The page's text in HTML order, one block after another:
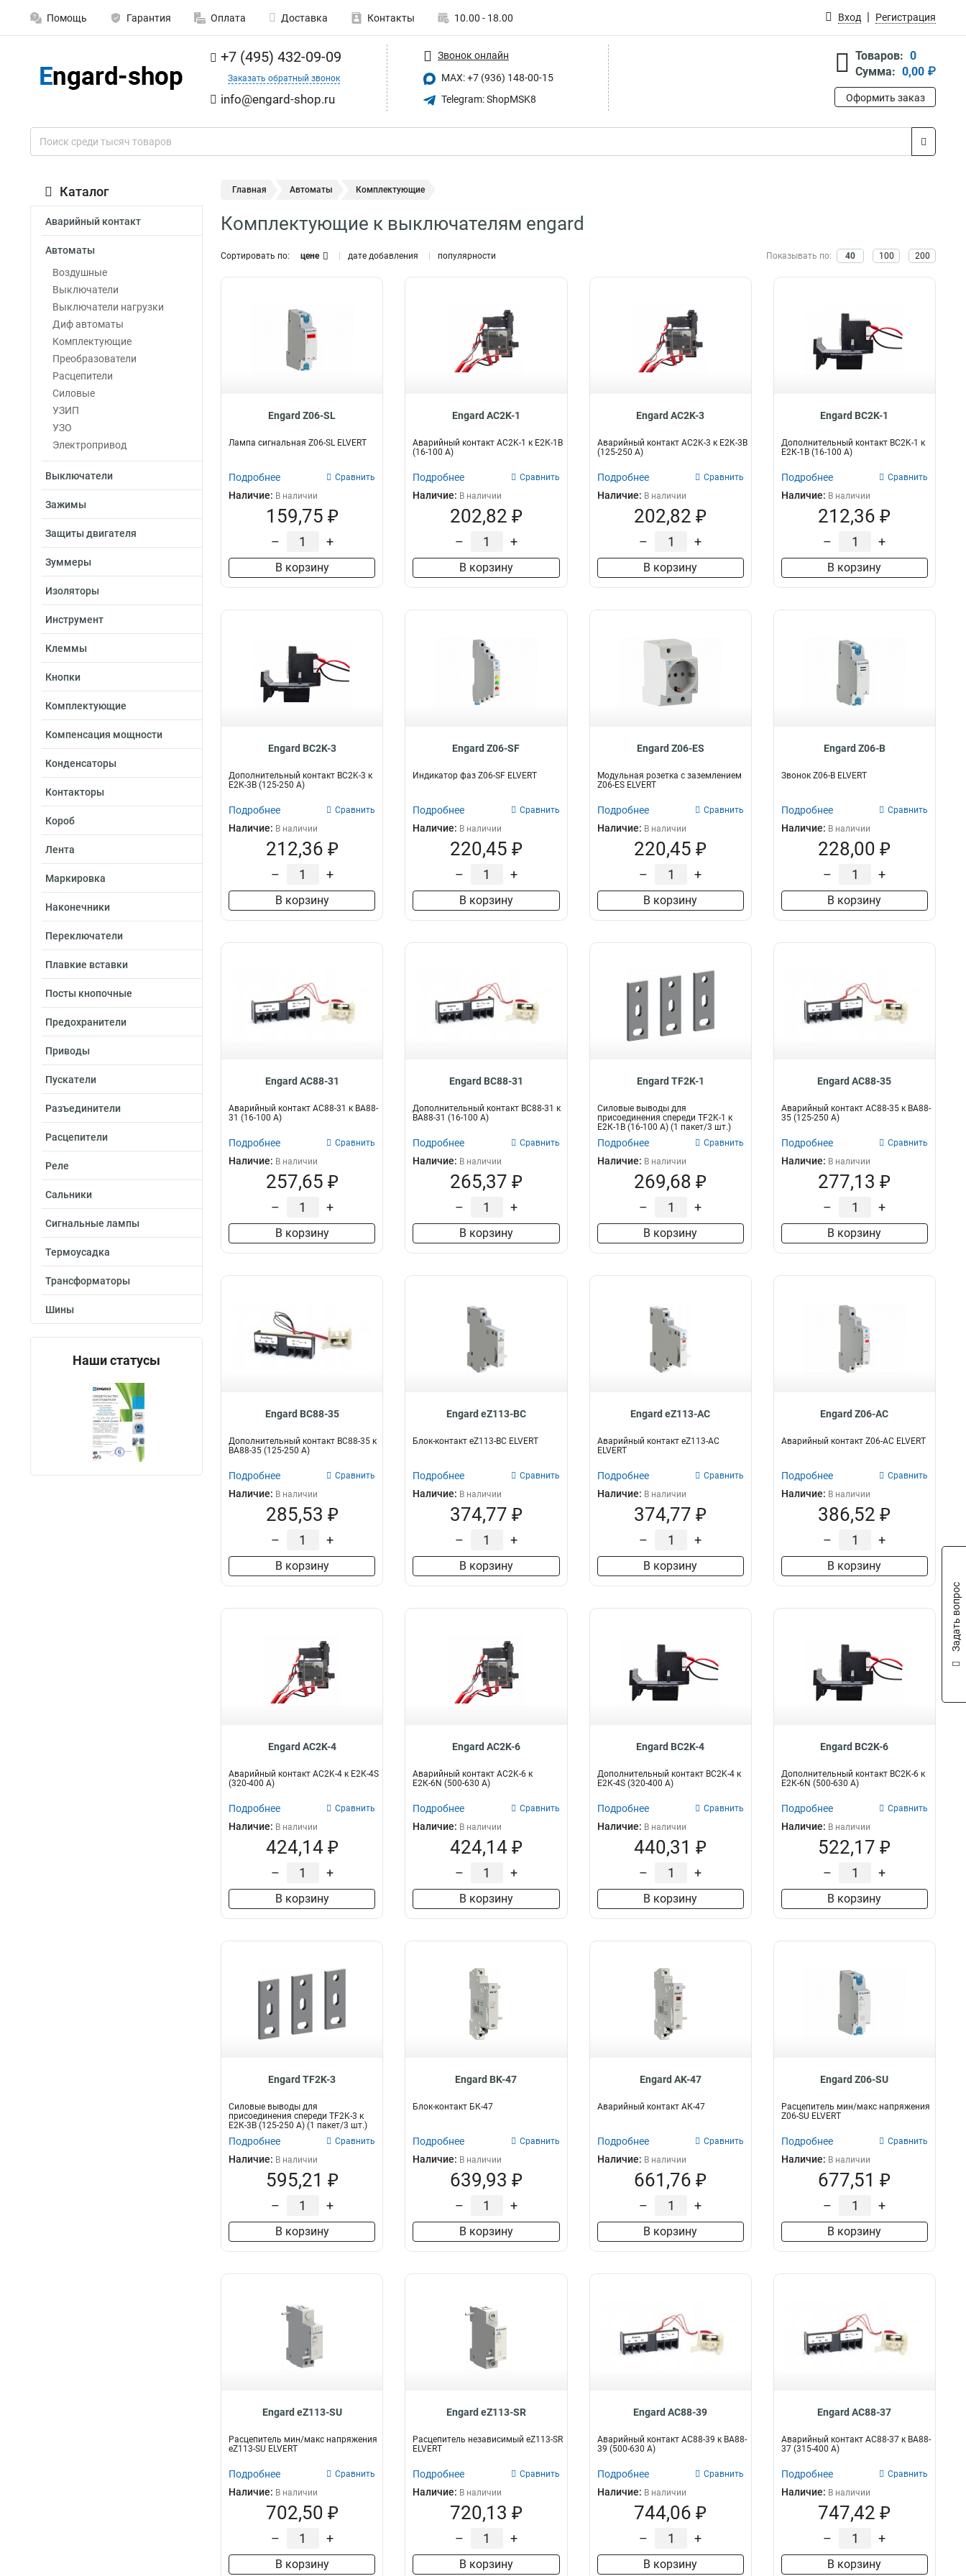
Помощь Гарантия Оплата Доставка Контакты 10.00 - 18.00 Вход Регистрация
+7 (495) 432-09-09
Заказать обратный звонок
info@engard-shop.ru
Звонок онлайн
MAX: +7 (936) 148-00-15
Telegram: ShopMSK8
Товаров: 0
Сумма: 0,00 ₽
Оформить заказ
Каталог
Аварийный контакт
Автоматы
Воздушные
Выключатели
Выключатели нагрузки
Диф автоматы
Комплектующие
Преобразователи
Расцепители
Силовые
УЗИП
УЗО
Электропривод
Выключатели
Зажимы
Защиты двигателя
Зуммеры
Изоляторы
Инструмент
Клеммы
Кнопки
Комплектующие
Компенсация мощности
Конденсаторы
Контакторы
Короб
Лента
Маркировка
Наконечники
Переключатели
Плавкие вставки
Посты кнопочные
Предохранители
Приводы
Пускатели
Разъединители
Расцепители
Реле
Сальники
Сигнальные лампы
Термоусадка
Трансформаторы
Шины
Наши статусы
Главная Автоматы Комплектующие
Комплектующие к выключателям engard
Сортировать по: цене дате добавления популярности Показывать по: 40 100 200
Engard Z06-SL
Лампа сигнальная Z06-SL ELVERT
Подробнее Сравнить
Наличие: В наличии
159,75 ₽
– +
В корзину
Engard AC2K-1
Аварийный контакт AC2K-1 к Е2К-1В
(16-100 А)
Подробнее Сравнить
Наличие: В наличии
202,82 ₽
– +
В корзину
Engard AC2K-3
Аварийный контакт AC2K-3 к Е2К-3В
(125-250 А)
Подробнее Сравнить
Наличие: В наличии
202,82 ₽
– +
В корзину
Engard ВC2K-1
Дополнительный контакт BC2K-1 к
Е2К-1В (16-100 А)
Подробнее Сравнить
Наличие: В наличии
212,36 ₽
– +
В корзину
Engard ВC2K-3
Дополнительный контакт BC2K-3 к
Е2К-3В (125-250 А)
Подробнее Сравнить
Наличие: В наличии
212,36 ₽
– +
В корзину
Engard Z06-SF
Индикатор фаз Z06-SF ELVERT
Подробнее Сравнить
Наличие: В наличии
220,45 ₽
– +
В корзину
Engard Z06-ES
Модульная розетка с заземлением
Z06-ES ELVERT
Подробнее Сравнить
Наличие: В наличии
220,45 ₽
– +
В корзину
Engard Z06-B
Звонок Z06-B ELVERT
Подробнее Сравнить
Наличие: В наличии
228,00 ₽
– +
В корзину
Engard AC88-31
Аварийный контакт AC88-31 к ВА88-
31 (16-100 А)
Подробнее Сравнить
Наличие: В наличии
257,65 ₽
– +
В корзину
Engard BC88-31
Дополнительный контакт BC88-31 к
ВА88-31 (16-100 А)
Подробнее Сравнить
Наличие: В наличии
265,37 ₽
– +
В корзину
Engard TF2K-1
Силовые выводы для
присоединения спереди TF2K-1 к
Е2К-1В (16-100 А) (1 пакет/3 шт.)
Подробнее Сравнить
Наличие: В наличии
269,68 ₽
– +
В корзину
Engard AC88-35
Аварийный контакт AC88-35 к ВА88-
35 (125-250 А)
Подробнее Сравнить
Наличие: В наличии
277,13 ₽
– +
В корзину
Engard BC88-35
Дополнительный контакт BC88-35 к
ВА88-35 (125-250 А)
Подробнее Сравнить
Наличие: В наличии
285,53 ₽
– +
В корзину
Engard eZ113-BC
Блок-контакт eZ113-BC ELVERT
Подробнее Сравнить
Наличие: В наличии
374,77 ₽
– +
В корзину
Engard eZ113-AC
Аварийный контакт eZ113-AC
ELVERT
Подробнее Сравнить
Наличие: В наличии
374,77 ₽
– +
В корзину
Engard Z06-AC
Аварийный контакт Z06-AC ELVERT
Подробнее Сравнить
Наличие: В наличии
386,52 ₽
– +
В корзину
Engard AC2K-4
Аварийный контакт AC2K-4 к Е2К-4S
(320-400 А)
Подробнее Сравнить
Наличие: В наличии
424,14 ₽
– +
В корзину
Engard AC2K-6
Аварийный контакт AC2K-6 к
Е2К-6N (500-630 А)
Подробнее Сравнить
Наличие: В наличии
424,14 ₽
– +
В корзину
Engard ВC2K-4
Дополнительный контакт BC2K-4 к
Е2К-4S (320-400 А)
Подробнее Сравнить
Наличие: В наличии
440,31 ₽
– +
В корзину
Engard ВC2K-6
Дополнительный контакт BC2K-6 к
Е2К-6N (500-630 А)
Подробнее Сравнить
Наличие: В наличии
522,17 ₽
– +
В корзину
Engard TF2K-3
Силовые выводы для
присоединения спереди TF2K-3 к
Е2К-3В (125-250 А) (1 пакет/3 шт.)
Подробнее Сравнить
Наличие: В наличии
595,21 ₽
– +
В корзину
Engard BK-47
Блок-контакт БК-47
Подробнее Сравнить
Наличие: В наличии
639,93 ₽
– +
В корзину
Engard AK-47
Аварийный контакт АК-47
Подробнее Сравнить
Наличие: В наличии
661,76 ₽
– +
В корзину
Engard Z06-SU
Расцепитель мин/макс напряжения
Z06-SU ELVERT
Подробнее Сравнить
Наличие: В наличии
677,51 ₽
– +
В корзину
Engard eZ113-SU
Расцепитель мин/макс напряжения
eZ113-SU ELVERT
Подробнее Сравнить
Наличие: В наличии
702,50 ₽
– +
В корзину
Engard eZ113-SR
Расцепитель независимый eZ113-SR
ELVERT
Подробнее Сравнить
Наличие: В наличии
720,13 ₽
– +
В корзину
Engard AC88-39
Аварийный контакт AC88-39 к ВА88-
39 (500-630 А)
Подробнее Сравнить
Наличие: В наличии
744,06 ₽
– +
В корзину
Engard AC88-37
Аварийный контакт AC88-37 к ВА88-
37 (315-400 А)
Подробнее Сравнить
Наличие: В наличии
747,42 ₽
– +
В корзину
Задать вопрос